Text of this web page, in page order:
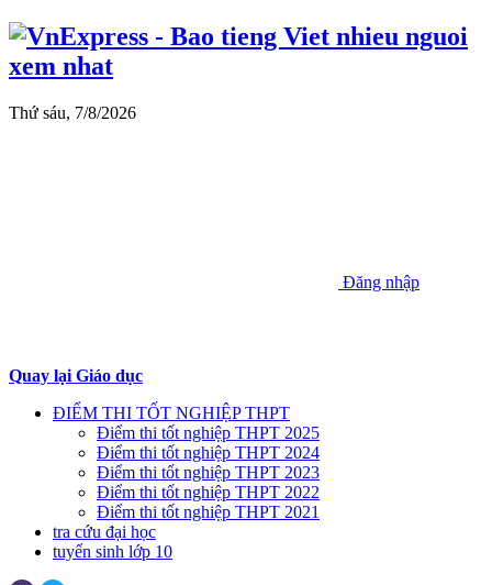
Thứ sáu, 7/8/2026
Đăng nhập
Quay lại Giáo dục
ĐIỂM THI TỐT NGHIỆP THPT
Điểm thi tốt nghiệp THPT 2025
Điểm thi tốt nghiệp THPT 2024
Điểm thi tốt nghiệp THPT 2023
Điểm thi tốt nghiệp THPT 2022
Điểm thi tốt nghiệp THPT 2021
tra cứu đại học
tuyển sinh lớp 10